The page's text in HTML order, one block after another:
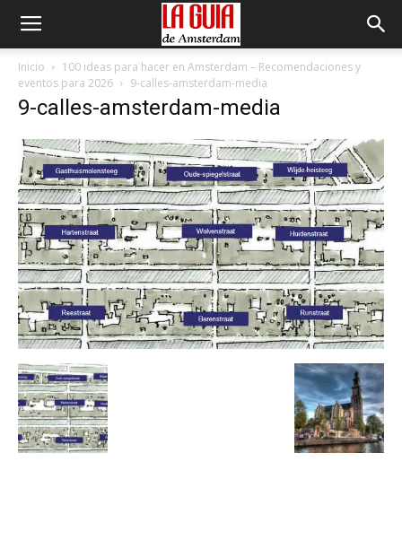
Inicio
100 ideas para hacer en Amsterdam – Recomendaciones y
eventos para 2026
9-calles-amsterdam-media
9-calles-amsterdam-media